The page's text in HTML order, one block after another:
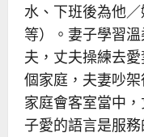
水、下班後為他
等）。妻子學習
夫，丈夫操練去
個家庭，夫妻吵
家庭會客室當中
子愛的語言是服